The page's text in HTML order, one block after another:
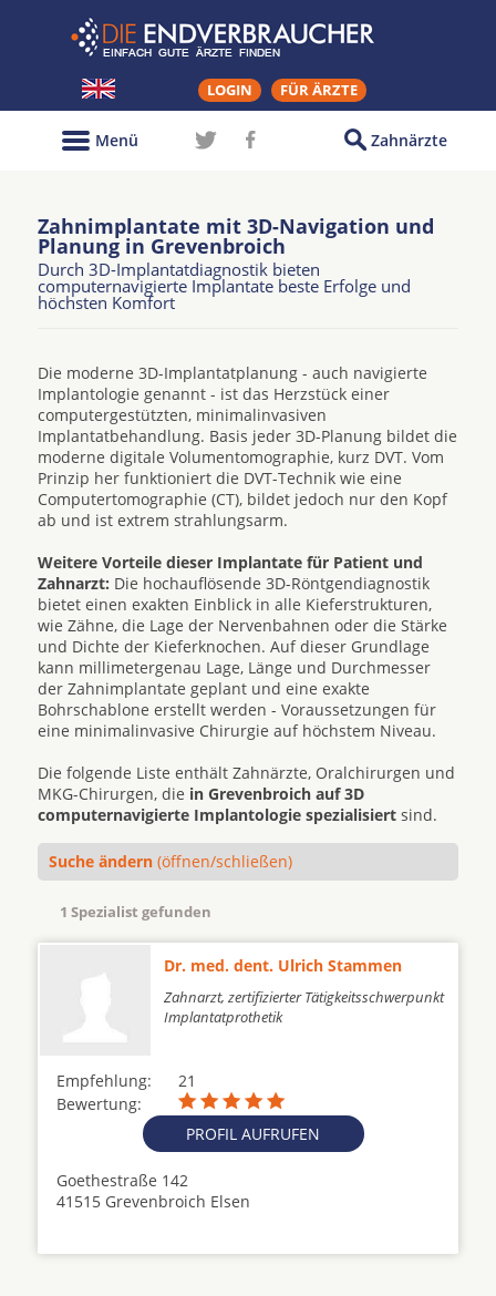
LOGIN FÜR ÄRZTE
Zahnärzte
Menü
Zahnimplantate mit 3D-Navigation und
Planung in Grevenbroich
Durch 3D-Implantatdiagnostik bieten
computernavigierte Implantate beste Erfolge und
höchsten Komfort
Die moderne 3D-Implantatplanung - auch navigierte
Implantologie genannt - ist das Herzstück einer
computergestützten, minimalinvasiven
Implantatbehandlung. Basis jeder 3D-Planung bildet die
moderne digitale Volumentomographie, kurz DVT. Vom
Prinzip her funktioniert die DVT-Technik wie eine
Computertomographie (CT), bildet jedoch nur den Kopf
ab und ist extrem strahlungsarm.
Weitere Vorteile dieser Implantate für Patient und
Zahnarzt: Die hochauflösende 3D-Röntgendiagnostik
bietet einen exakten Einblick in alle Kieferstrukturen,
wie Zähne, die Lage der Nervenbahnen oder die Stärke
und Dichte der Kieferknochen. Auf dieser Grundlage
kann millimetergenau Lage, Länge und Durchmesser
der Zahnimplantate geplant und eine exakte
Bohrschablone erstellt werden - Voraussetzungen für
eine minimalinvasive Chirurgie auf höchstem Niveau.
Die folgende Liste enthält Zahnärzte, Oralchirurgen und
MKG-Chirurgen, die in Grevenbroich auf 3D
computernavigierte Implantologie spezialisiert sind.
Suche ändern (öffnen/schließen)
1 Spezialist gefunden
Dr. med. dent. Ulrich Stammen
Zahnarzt, zertifizierter Tätigkeitsschwerpunkt
Implantatprothetik
Empfehlung:
21
Bewertung:
PROFIL AUFRUFEN
Goethestraße 142
41515 Grevenbroich Elsen